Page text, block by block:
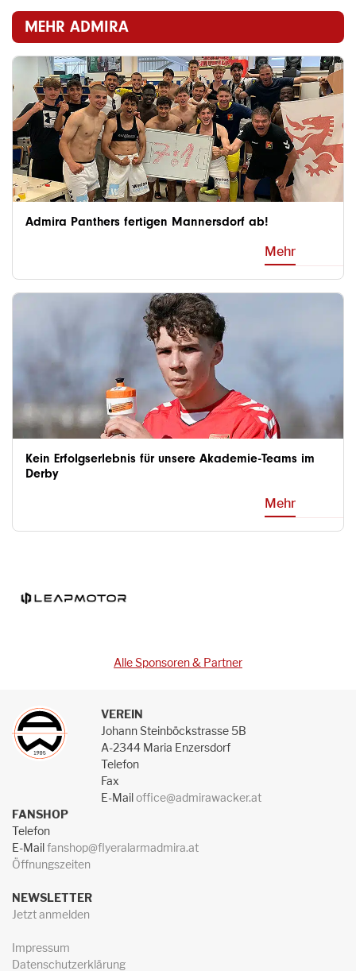
MEHR ADMIRA
Admira Panthers fertigen Mannersdorf ab!
Mehr
Kein Erfolgserlebnis für unsere Akademie-Teams im
Derby
Mehr
Alle Sponsoren & Partner
VEREIN
Johann Steinböckstrasse 5B
A-2344 Maria Enzersdorf
Telefon
Fax
E-Mailoffice@admirawacker.at
FANSHOP
Telefon
E-Mailfanshop@flyeralarmadmira.at
Öffnungszeiten
NEWSLETTER
Jetzt anmelden
Impressum
Datenschutzerklärung